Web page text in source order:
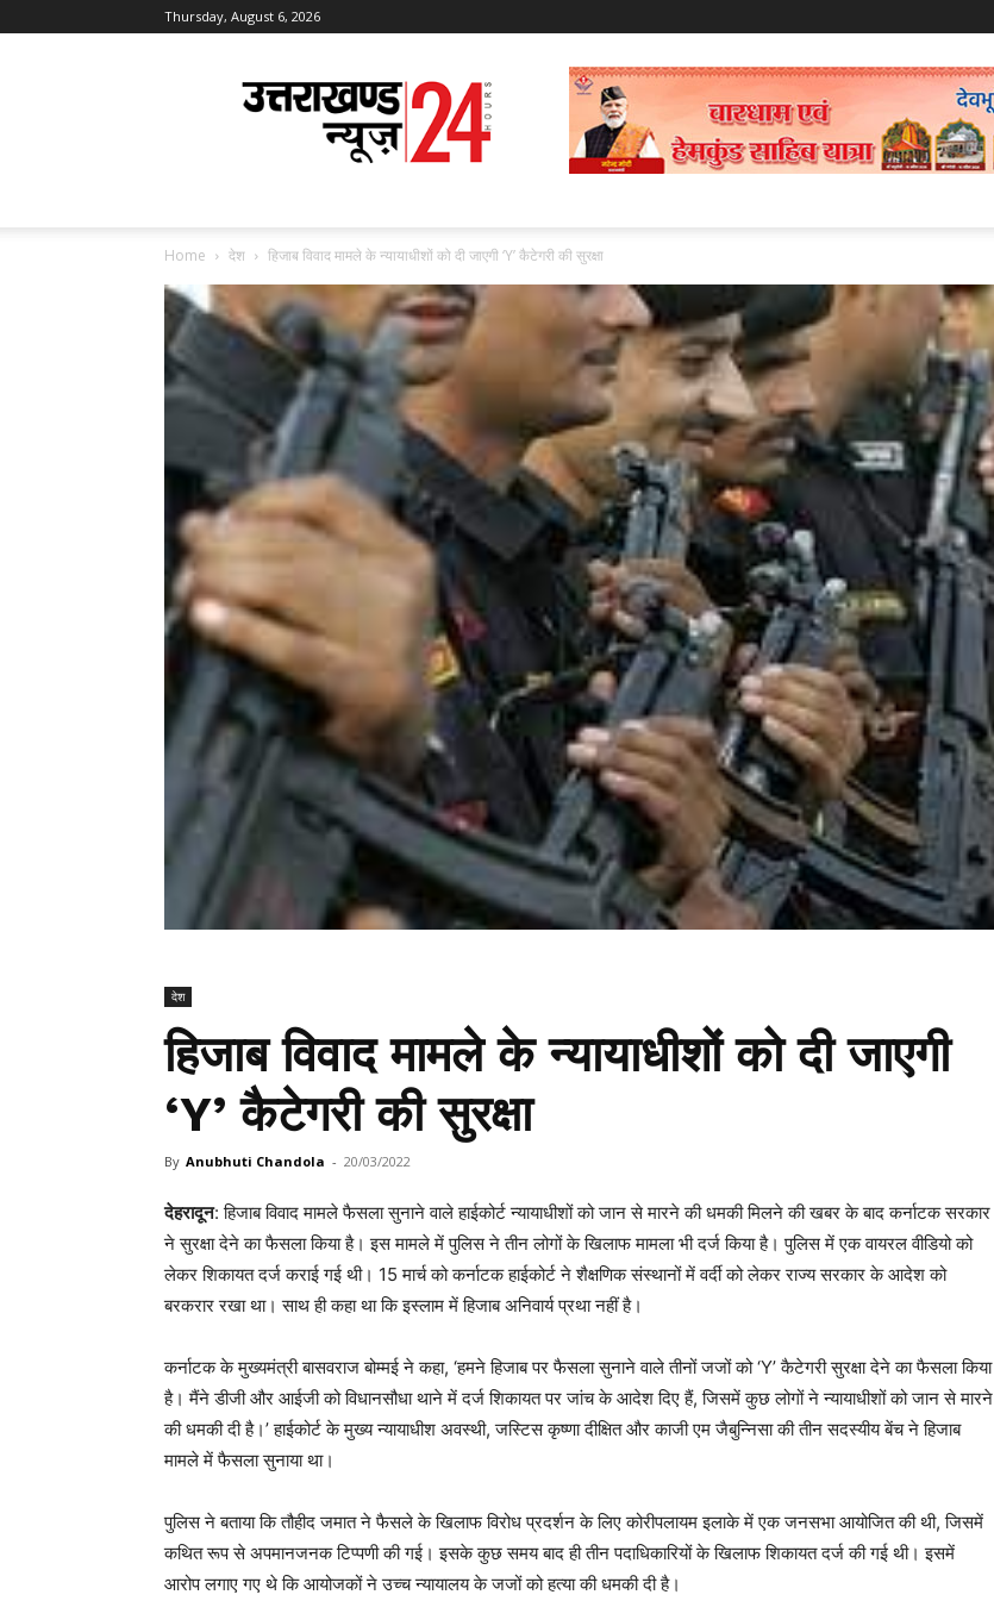
Thursday, August 6, 2026
Uttarakhand
News
24
Home देश हिजाब विवाद मामले के न्यायाधीशों को दी जाएगी ‘Y’ कैटेगरी की सुरक्षा
देश
हिजाब विवाद मामले के न्यायाधीशों को दी जाएगी
‘Y’ कैटेगरी की सुरक्षा
By Anubhuti Chandola - 20/03/2022
देहरादून: हिजाब विवाद मामले फैसला सुनाने वाले हाईकोर्ट न्यायाधीशों को जान से मारने की धमकी मिलने की खबर के बाद कर्नाटक सरकार
ने सुरक्षा देने का फैसला किया है। इस मामले में पुलिस ने तीन लोगों के खिलाफ मामला भी दर्ज किया है। पुलिस में एक वायरल वीडियो को
लेकर शिकायत दर्ज कराई गई थी। 15 मार्च को कर्नाटक हाईकोर्ट ने शैक्षणिक संस्थानों में वर्दी को लेकर राज्य सरकार के आदेश को
बरकरार रखा था। साथ ही कहा था कि इस्लाम में हिजाब अनिवार्य प्रथा नहीं है।
कर्नाटक के मुख्यमंत्री बासवराज बोम्मई ने कहा, ‘हमने हिजाब पर फैसला सुनाने वाले तीनों जजों को ‘Y’ कैटेगरी सुरक्षा देने का फैसला किया
है। मैंने डीजी और आईजी को विधानसौधा थाने में दर्ज शिकायत पर जांच के आदेश दिए हैं, जिसमें कुछ लोगों ने न्यायाधीशों को जान से मारने
की धमकी दी है।’ हाईकोर्ट के मुख्य न्यायाधीश अवस्थी, जस्टिस कृष्णा दीक्षित और काजी एम जैबुन्निसा की तीन सदस्यीय बेंच ने हिजाब
मामले में फैसला सुनाया था।
पुलिस ने बताया कि तौहीद जमात ने फैसले के खिलाफ विरोध प्रदर्शन के लिए कोरीपलायम इलाके में एक जनसभा आयोजित की थी, जिसमें
कथित रूप से अपमानजनक टिप्पणी की गई। इसके कुछ समय बाद ही तीन पदाधिकारियों के खिलाफ शिकायत दर्ज की गई थी। इसमें
आरोप लगाए गए थे कि आयोजकों ने उच्च न्यायालय के जजों को हत्या की धमकी दी है।